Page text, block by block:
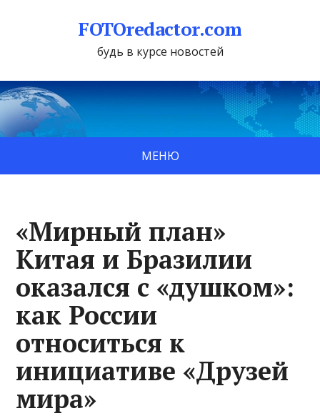
FOTOredactor.com
будь в курсе новостей
МЕНЮ
«Мирный план»
Китая и Бразилии
оказался с «душком»:
как России
относиться к
инициативе «Друзей
мира»